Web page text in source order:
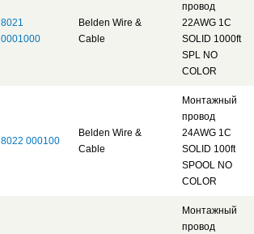
8021
0001000
Belden Wire &
Cable
провод
22AWG 1C
SOLID 1000ft
SPL NO
COLOR
8022 000100
Belden Wire &
Cable
Монтажный
провод
24AWG 1C
SOLID 100ft
SPOOL NO
COLOR
Монтажный
провод